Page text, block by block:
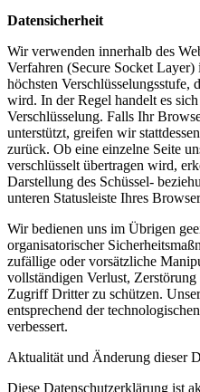
Datensicherheit
Wir verwenden innerhalb des
Verfahren (Secure Socket
höchsten
wird. In der Regel handelt es
Verschlüsselung. Falls Ihr
unterstützt, greifen wir
zurück. Ob eine einzelne Seite
verschlüsselt übertragen wird,
Darstellung des Schüssel-
unteren Statusleiste Ihres
Wir bedienen uns im Übrigen
organisatorischer
zufällige oder vorsätzliche
vollständigen Verlust,
Zugriff Dritter zu schützen.
entsprechend der
verbessert.
Aktualität und Änderung dieser
Diese Datenschutzerklärung ist